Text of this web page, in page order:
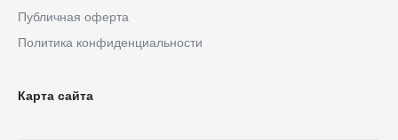
Публичная оферта
Политика конфиденциальности
Карта сайта